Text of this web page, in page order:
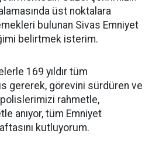
üst noktalara
bulunan Sivas Emniyet
belirtmek isterim.
169 yıldır tüm
gererek, görevini sürdüren ve
rahmetle,
anıyor, tüm Emniyet
kutluyorum.